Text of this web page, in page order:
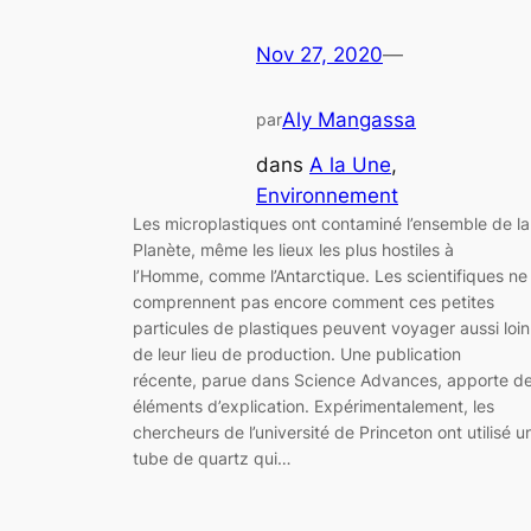
Nov 27, 2020—
parAly Mangassa
dans A la Une
Environnement
Les microplastiques ont contaminé l’ensemble de la
Planète, même les lieux les plus hostiles à
l’Homme, comme l’Antarctique. Les scientifiques ne
comprennent pas encore comment ces petites
particules de plastiques peuvent voyager aussi loin
de leur lieu de production. Une publication
récente, parue dans Science Advances, apporte
éléments d’explication. Expérimentalement, les
chercheurs de l’université de Princeton ont utilisé
tube de quartz qui…